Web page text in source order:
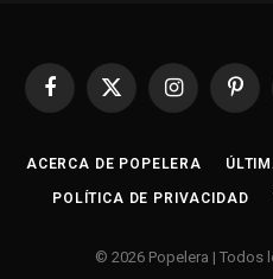
Facebook
X
Instagram
ACERCA DE POPELERA
POLÍTICA DE PRIVACIDAD
© 2026 Popelera | Todos